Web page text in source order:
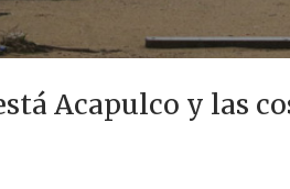
Acapulco y las